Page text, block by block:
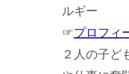
ルギー
☞プロフィ
２人の子ど